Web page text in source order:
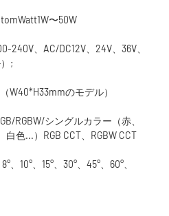
240V、AC/DC12V、24V、36V、
RGBW/シングルカラー（赤、
10°、15°、30°、45°、60°、